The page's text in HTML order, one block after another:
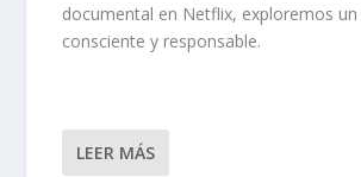
documental en Netflix, exploremos
consciente y responsable.
LEER MÁS